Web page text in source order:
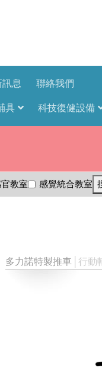
息 聯絡我們
具 科技復健設備
教室 感覺統合教室
多力諾特製推車│行動